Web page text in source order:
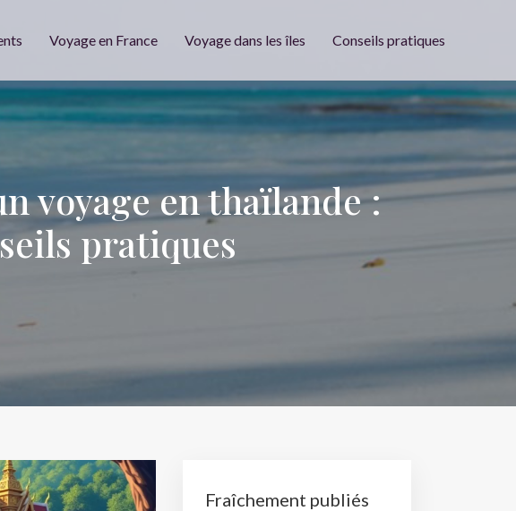
Voyage en France Voyage dans les îles Conseils pratiques
voyage en thaïlande :
pratiques
Fraîchement publiés